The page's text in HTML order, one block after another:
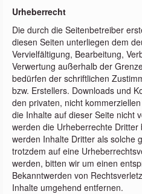
Urheberrecht
Die durch die Seitenbetreiber
diesen Seiten unterliegen dem
Vervielfältigung, Bearbeitung,
Verwertung außerhalb der
bedürfen der schriftlichen
bzw. Erstellers. Downloads und
den privaten, nicht
die Inhalte auf dieser Seite nicht
werden die Urheberrechte
werden Inhalte Dritter als solche
trotzdem auf eine
werden, bitten wir um einen
Bekanntwerden von
Inhalte umgehend entfernen.